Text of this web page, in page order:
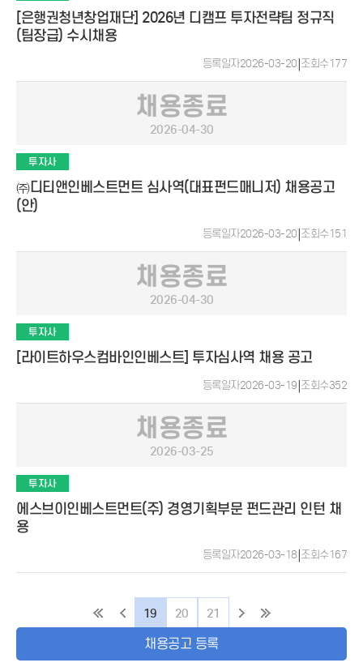
[은행권청년창업재단] 2026년 디캠프 투자전략팀 정규직
(팀장급) 수시채용
등록일자2026-03-20 조회수177
채용종료
2026-04-30
투자사
㈜디티앤인베스트먼트 심사역(대표펀드매니저) 채용공고
(안)
등록일자2026-03-20 조회수151
채용종료
2026-04-30
투자사
[라이트하우스컴바인인베스트] 투자심사역 채용 공고
등록일자2026-03-19 조회수352
채용종료
2026-03-25
투자사
에스브이인베스트먼트(주) 경영기획부문 펀드관리 인턴 채
용
등록일자2026-03-18 조회수167
19 20 21
채용공고 등록